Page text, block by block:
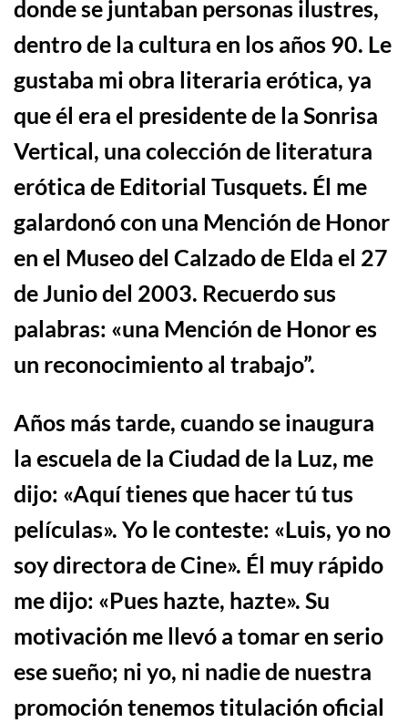
donde se juntaban personas ilustres,
dentro de la cultura en los años 90. Le
gustaba mi obra literaria erótica, ya
que él era el presidente de la Sonrisa
Vertical, una colección de literatura
erótica de Editorial Tusquets. Él me
galardonócon una Mención de Honor
en el Museo del Calzado de Elda el 27
de Junio del 2003. Recuerdo sus
palabras: «una Mención de Honor es
un reconocimiento al trabajo”.
Años más tarde, cuando se inaugura
la escuela de la Ciudad de la Luz, me
dijo: «Aquí tienes que hacer tú tus
películas». Yo le conteste: «Luis, yo no
soy directora de Cine». Él muy rápido
me dijo: «Pues hazte, hazte». Su
motivación me llevó a tomar en serio
ese sueño; ni yo, ni nadie de nuestra
promoción tenemos titulación oficial